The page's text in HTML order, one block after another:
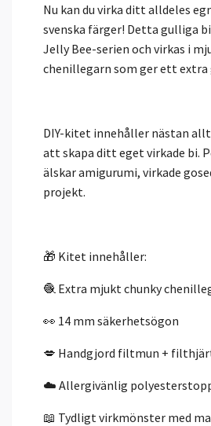
Nu kan du virka ditt alldeles
svenska färger! Detta gulliga
Jelly Bee-serien och virkas i
chenillegarn som ger ett
DIY-kitet innehåller nästan
att skapa ditt eget virkade bi.
älskar amigurumi, virkade
projekt.
🎁 Kitet innehåller:
🧶 Extra mjukt chunky
👀 14 mm säkerhetsögon
💋 Handgjord filtmun +
☁️ Allergivänlig
📖 Tydligt virkmönster med